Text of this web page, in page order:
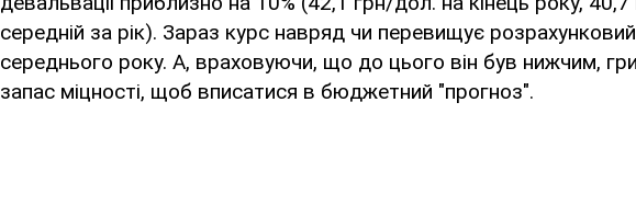
середній за рік). Зараз курс навряд чи перевищує
середнього року. А, враховуючи, що до цього він був нижчим,
запас міцності, щоб вписатися в бюджетний "прогноз".